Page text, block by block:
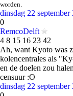
worden.
dinsdag 22
0
RemcoDelft
4 8 15 16 23 42
Ah, want Kyoto was
kolencentrales als
en de doelen zou
censuur :O
dinsdag 22